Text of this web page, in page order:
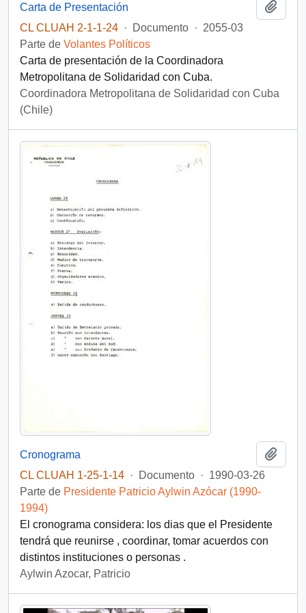
Carta de Presentación
CL CLUAH 2-1-1-24 · Documento · 2055-03
Parte de Volantes Políticos
Carta de presentación de la Coordinadora
Metropolitana de Solidaridad con Cuba.
Coordinadora Metropolitana de Solidaridad con Cuba
(Chile)
Cronograma
CL CLUAH 1-25-1-14 · Documento · 1990-03-26
Parte de Presidente Patricio Aylwin Azócar (1990-
1994)
El cronograma considera: los dias que el Presidente
tendrá que reunirse , coordinar, tomar acuerdos con
distintos instituciones o personas .
Aylwin Azocar, Patricio